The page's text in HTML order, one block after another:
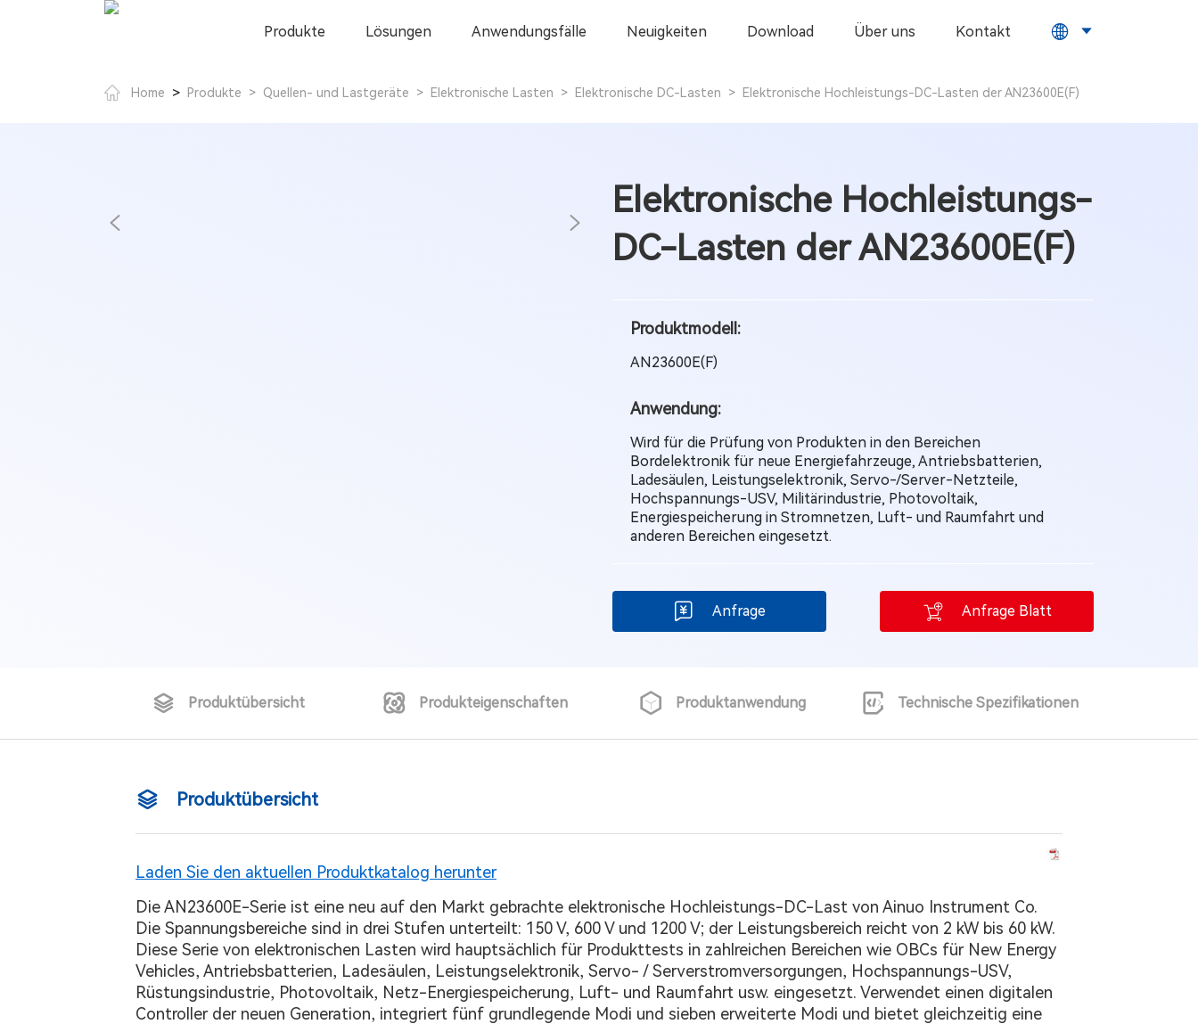
Produkte Lösungen Anwendungsfälle Neuigkeiten Download Über uns Kontakt
Home > Produkte > Quellen- und Lastgeräte > Elektronische Lasten > Elektronische DC-Lasten > Elektronische Hochleistungs-DC-Lasten der AN23600E(F)
Elektronische Hochleistungs-
DC-Lasten der AN23600E(F)
Produktmodell:
AN23600E(F)
Anwendung:
Wird für die Prüfung von Produkten in den Bereichen
Bordelektronik für neue Energiefahrzeuge, Antriebsbatterien,
Ladesäulen, Leistungselektronik, Servo-/Server-Netzteile,
Hochspannungs-USV, Militärindustrie, Photovoltaik,
Energiespeicherung in Stromnetzen, Luft- und Raumfahrt und
anderen Bereichen eingesetzt.
Anfrage Anfrage Blatt
Produktübersicht Produkteigenschaften Produktanwendung Technische Spezifikationen
Produktübersicht
Laden Sie den aktuellen Produktkatalog herunter
Die AN23600E-Serie ist eine neu auf den Markt gebrachte elektronische Hochleistungs-DC-Last von Ainuo Instrument Co.
Die Spannungsbereiche sind in drei Stufen unterteilt: 150 V, 600 V und 1200 V; der Leistungsbereich reicht von 2 kW bis 60 kW.
Diese Serie von elektronischen Lasten wird hauptsächlich für Produkttests in zahlreichen Bereichen wie OBCs für New Energy
Vehicles, Antriebsbatterien, Ladesäulen, Leistungselektronik, Servo- / Serverstromversorgungen, Hochspannungs-USV,
Rüstungsindustrie, Photovoltaik, Netz-Energiespeicherung, Luft- und Raumfahrt usw. eingesetzt. Verwendet einen digitalen
Controller der neuen Generation, integriert fünf grundlegende Modi und sieben erweiterte Modi und bietet gleichzeitig eine